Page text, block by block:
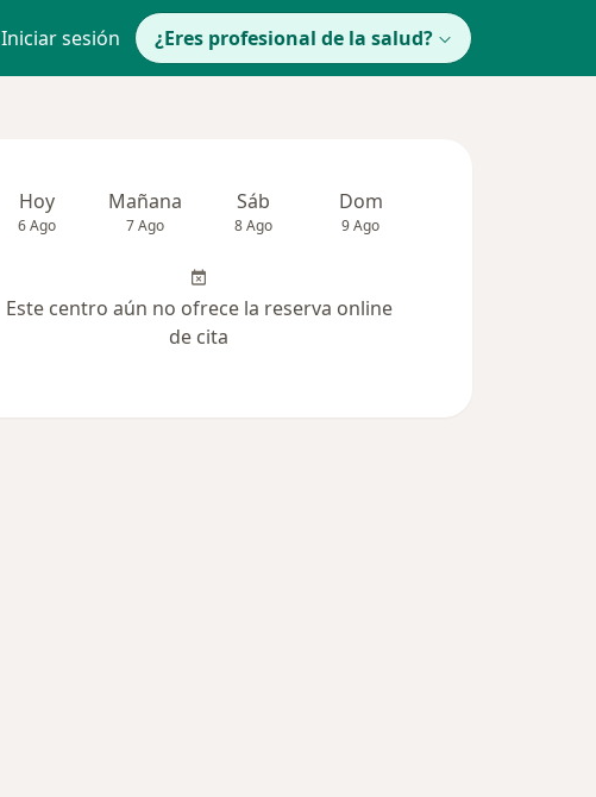
Iniciar sesión ¿Eres profesional de la salud?
Hoy
6 Ago
Mañana
7 Ago
Sáb
8 Ago
Dom
9 Ago
Este centro aún no ofrece la reserva online
de cita